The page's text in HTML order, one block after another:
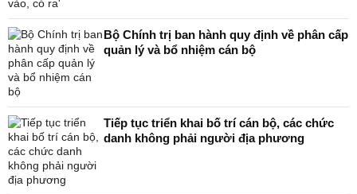
Bộ Chính trị ban hành quy định về phân cấp
quản lý và bổ nhiệm cán bộ
Tiếp tục triển khai bố trí cán bộ, các chức
danh không phải người địa phương